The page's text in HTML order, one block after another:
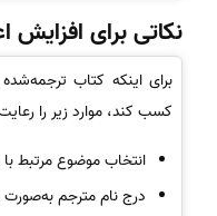
نکاتی برای افزایش
برای اینکه کتاب
کسب کند، موارد زیر را
انتخاب موضوع مرتبط
درج نام مترجم